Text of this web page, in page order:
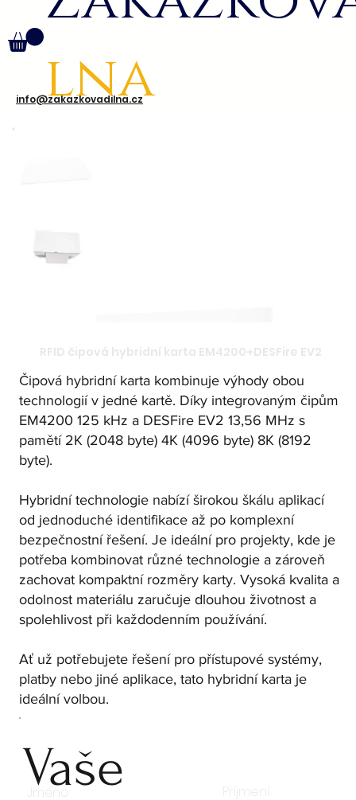
info@zakazkovadilna.cz
lna
Čipová hybridní karta kombinuje výhody obou
technologií v jedné kartě. Díky integrovaným čipům
EM4200 125 kHz a DESFire EV2 13,56 MHz s
pamětí 2K (2048 byte) 4K (4096 byte) 8K (8192
byte).
Hybridní technologie nabízí širokou škálu aplikací
od jednoduché identifikace až po komplexní
bezpečnostní řešení. Je ideální pro projekty, kde je
potřeba kombinovat různé technologie a zároveň
zachovat kompaktní rozměry karty. Vysoká kvalita a
odolnost materiálu zaručuje dlouhou životnost a
spolehlivost při každodenním používání.
Ať už potřebujete řešení pro přístupové systémy,
platby nebo jiné aplikace, tato hybridní karta je
ideální volbou.
Vaše